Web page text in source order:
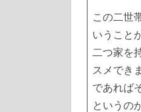
この二世
いうこと
二つ家を
スメでき
であれば
というの